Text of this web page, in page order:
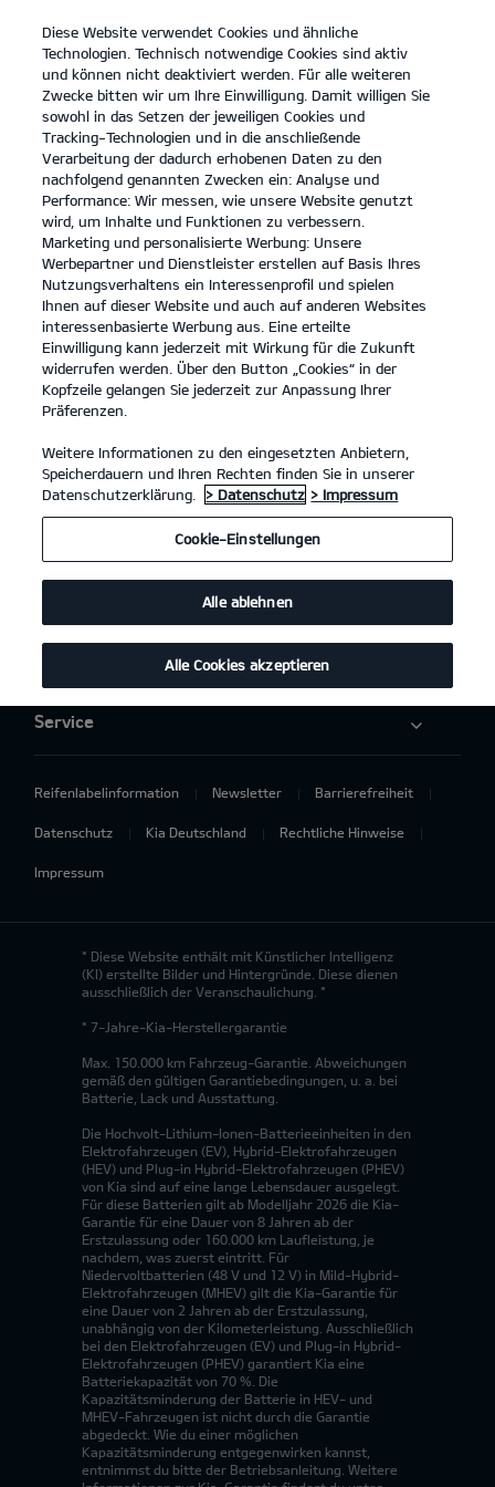
open
menu
KONTAKT
PROBEFAHRT
Modelle
Business
Angebote
Elektromobilität
Aktuelles
Service
Reifenlabelinformation Newsletter Barrierefreiheit
Datenschutz Kia Deutschland Rechtliche Hinweise
Impressum
* Diese Website enthält mit Künstlicher Intelligenz
(KI) erstellte Bilder und Hintergründe. Diese dienen
ausschließlich der Veranschaulichung. *
* 7-Jahre-Kia-Herstellergarantie
Max. 150.000 km Fahrzeug-Garantie. Abweichungen
gemäß den gültigen Garantiebedingungen, u. a. bei
Batterie, Lack und Ausstattung.
Die Hochvolt-Lithium-Ionen-Batterieeinheiten in den
Elektrofahrzeugen (EV), Hybrid-Elektrofahrzeugen
(HEV) und Plug-in Hybrid-Elektrofahrzeugen (PHEV)
von Kia sind auf eine lange Lebensdauer ausgelegt.
Für diese Batterien gilt ab Modelljahr 2026 die Kia-
Garantie für eine Dauer von 8 Jahren ab der
Erstzulassung oder 160.000 km Laufleistung, je
nachdem, was zuerst eintritt. Für
Niedervoltbatterien (48 V und 12 V) in Mild-Hybrid-
Elektrofahrzeugen (MHEV) gilt die Kia-Garantie für
eine Dauer von 2 Jahren ab der Erstzulassung,
unabhängig von der Kilometerleistung. Ausschließlich
bei den Elektrofahrzeugen (EV) und Plug-in Hybrid-
Elektrofahrzeugen (PHEV) garantiert Kia eine
Batteriekapazität von 70 %. Die
Kapazitätsminderung der Batterie in HEV- und
MHEV-Fahrzeugen ist nicht durch die Garantie
abgedeckt. Wie du einer möglichen
Kapazitätsminderung entgegenwirken kannst,
entnimmst du bitte der Betriebsanleitung. Weitere
Diese Website verwendet Cookies und ähnliche
Technologien. Technisch notwendige Cookies sind aktiv
und können nicht deaktiviert werden. Für alle weiteren
Zwecke bitten wir um Ihre Einwilligung. Damit willigen Sie
sowohl in das Setzen der jeweiligen Cookies und
Tracking-Technologien und in die anschließende
Verarbeitung der dadurch erhobenen Daten zu den
nachfolgend genannten Zwecken ein: Analyse und
Performance: Wir messen, wie unsere Website genutzt
wird, um Inhalte und Funktionen zu verbessern.
Marketing und personalisierte Werbung: Unsere
Werbepartner und Dienstleister erstellen auf Basis Ihres
Nutzungsverhaltens ein Interessenprofil und spielen
Ihnen auf dieser Website und auch auf anderen Websites
interessenbasierte Werbung aus. Eine erteilte
Einwilligung kann jederzeit mit Wirkung für die Zukunft
widerrufen werden. Über den Button „Cookies“ in der
Kopfzeile gelangen Sie jederzeit zur Anpassung Ihrer
Präferenzen.
Weitere Informationen zu den eingesetzten Anbietern,
Speicherdauern und Ihren Rechten finden Sie in unserer
Datenschutzerklärung.
> Datenschutz > Impressum
Cookie-Einstellungen
Alle ablehnen
Alle Cookies akzeptieren